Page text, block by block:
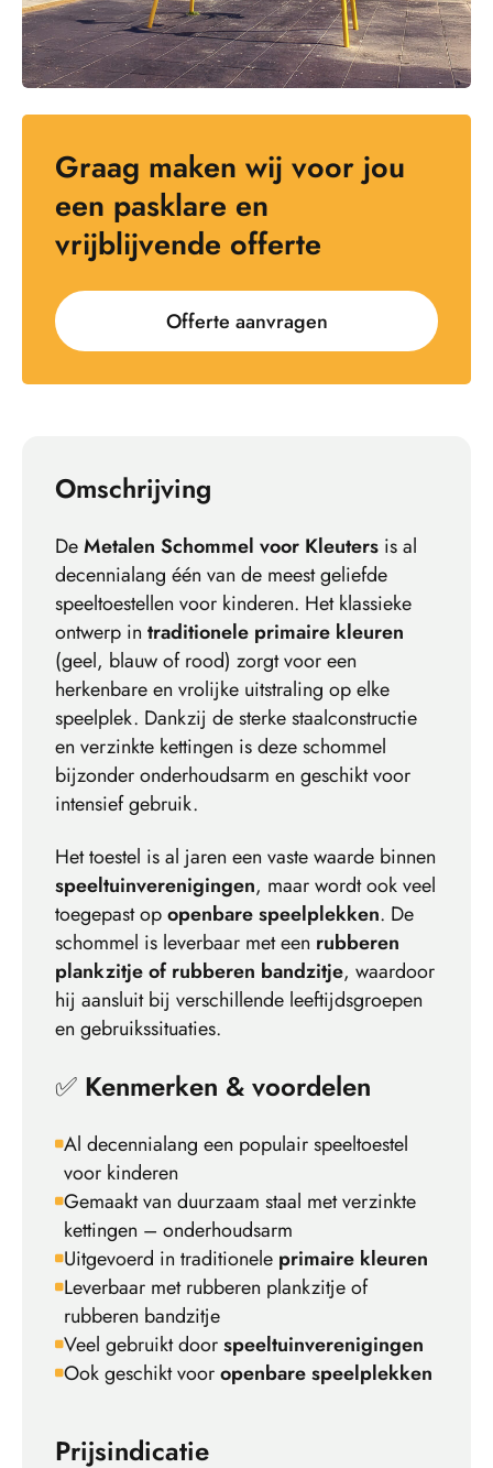
Graag maken wij voor jou
een pasklare en
vrijblijvende offerte
Offerte aanvragen
Omschrijving
DeMetalen Schommel voor Kleuters is al
decennialang één van de meest geliefde
speeltoestellen voor kinderen. Het klassieke
ontwerp in traditionele primaire kleuren
(geel, blauw of rood) zorgt voor een
herkenbare en vrolijke uitstraling op elke
speelplek. Dankzij de sterke staalconstructie
en verzinkte kettingen is deze schommel
bijzonder onderhoudsarm en geschikt voor
intensief gebruik.
Het toestel is al jaren een vaste waarde binnen
speeltuinverenigingen, maar wordt ook veel
toegepast opopenbare speelplekken. De
schommel is leverbaar met een rubberen
plankzitje of rubberen bandzitje, waardoor
hij aansluit bij verschillende leeftijdsgroepen
en gebruikssituaties.
✅ Kenmerken & voordelen
Al decennialang een populair speeltoestel
voor kinderen
Gemaakt van duurzaam staal met verzinkte
kettingen – onderhoudsarm
Uitgevoerd in traditionele primaire kleuren
Leverbaar met rubberen plankzitje of
rubberen bandzitje
Veel gebruikt doorspeeltuinverenigingen
Ook geschikt vooropenbare speelplekken
Prijsindicatie